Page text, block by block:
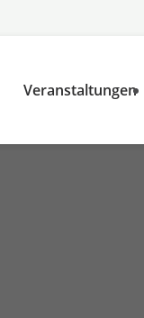
Veranstaltungen